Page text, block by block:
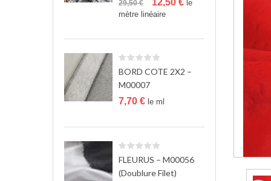
29,50€
prix
12,50 € le
mètre linéaire
BORD COTE 2X2 –
M00007
7,70 € le ml
FLEURUS – M00056
(Doublure Filet)